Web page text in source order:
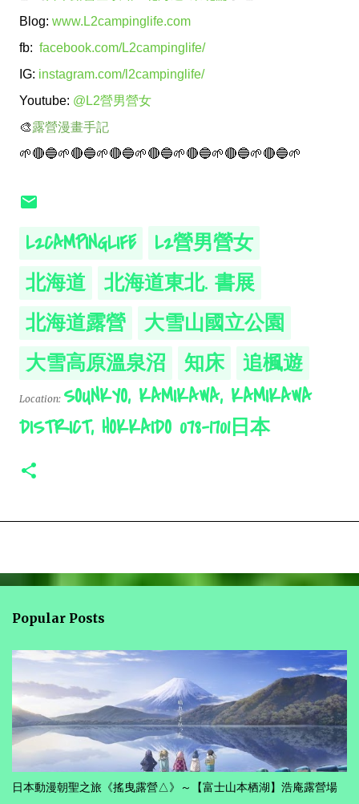
Blog: www.L2campinglife.com
fb: facebook.com/L2campinglife/
IG: instagram.com/l2campinglife/
Youtube: @L2營男營女
🎨露營漫畫手記
🌱🔴🔵🌱🔴🔵🌱🔴🔵🌱🔴🔵🌱🔴🔵🌱🔴🔵🌱🔴🔵🌱
L2CAMPINGLIFE
L2營男營女
北海道
北海道東北. 書展
北海道露營
大雪山國立公園
大雪高原溫泉沼
知床 追楓遊
Location: SOUNKYO, KAMIKAWA, KAMIKAWA
DISTRICT, HOKKAIDO 078-1701日本
Popular Posts
日本動漫朝聖之旅《搖曳露營△》～【富士山本栖湖】浩庵露營場